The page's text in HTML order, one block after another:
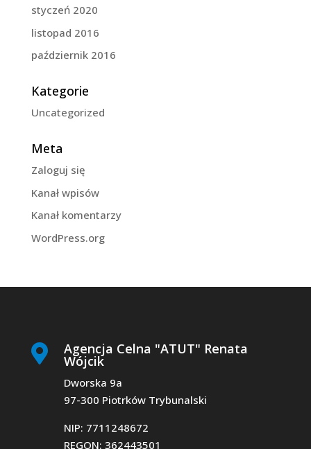
styczeń 2020
listopad 2016
październik 2016
Kategorie
Uncategorized
Meta
Zaloguj się
Kanał wpisów
Kanał komentarzy
WordPress.org
 Agencja Celna "ATUT" Renata
Wójcik
Dworska 9a
97-300 Piotrków Trybunalski
NIP: 7711248672
REGON: 362443501